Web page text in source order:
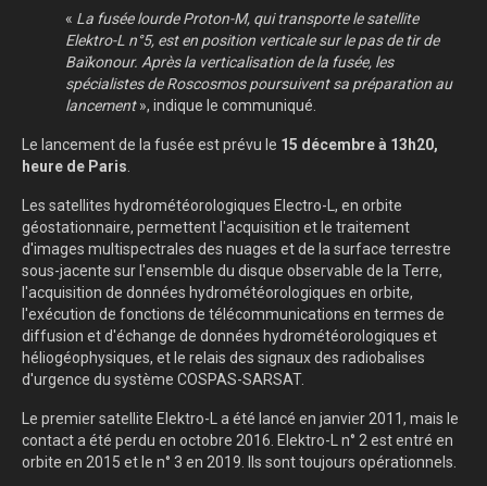
« La fusée lourde Proton-M, qui transporte le satellite
Elektro-L n°5, est en position verticale sur le pas de tir de
Baïkonour. Après la verticalisation de la fusée, les
spécialistes de Roscosmos poursuivent sa préparation au
lancement», indique le communiqué.
Le lancement de la fusée est prévu le 15 décembre à 13h20,
heure de Paris.
Les satellites hydrométéorologiques Electro-L, en orbite
géostationnaire, permettent l'acquisition et le traitement
d'images multispectrales des nuages ​​et de la surface terrestre
sous-jacente sur l'ensemble du disque observable de la Terre,
l'acquisition de données hydrométéorologiques en orbite,
l'exécution de fonctions de télécommunications en termes de
diffusion et d'échange de données hydrométéorologiques et
héliogéophysiques, et le relais des signaux des radiobalises
d'urgence du système COSPAS-SARSAT.
Le premier satellite Elektro-L a été lancé en janvier 2011, mais le
contact a été perdu en octobre 2016. Elektro-L n° 2 est entré en
orbite en 2015 et le n° 3 en 2019. Ils sont toujours opérationnels.